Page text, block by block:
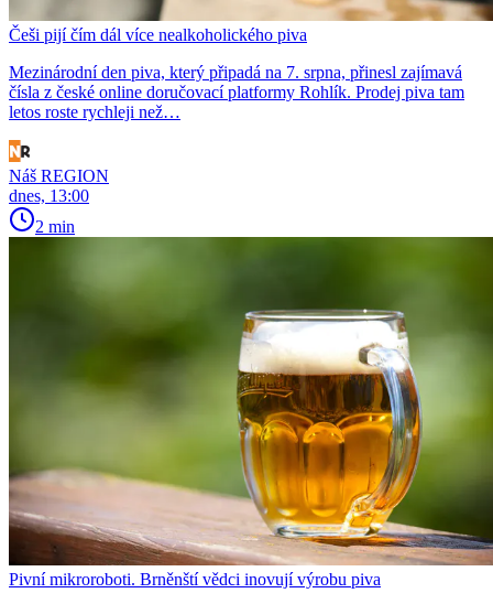
Češi pijí čím dál více nealkoholického piva
Mezinárodní den piva, který připadá na 7. srpna, přinesl zajímavá
čísla z české online doručovací platformy Rohlík. Prodej piva tam
letos roste rychleji než…
Náš REGION
dnes, 13:00
2 min
Pivní mikroroboti. Brněnští vědci inovují výrobu piva